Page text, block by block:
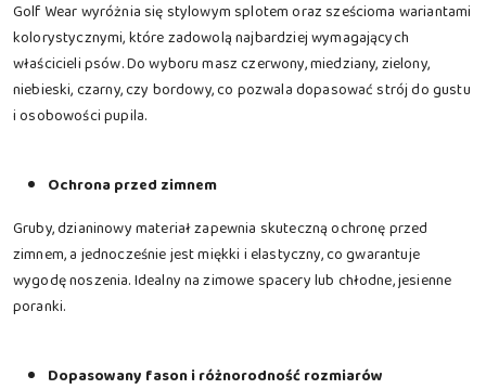
Golf Wear wyróżnia się stylowym splotem oraz sześcioma wariantami
kolorystycznymi, które zadowolą najbardziej wymagających
właścicieli psów. Do wyboru masz czerwony, miedziany, zielony,
niebieski, czarny, czy bordowy, co pozwala dopasować strój do gustu
i osobowości pupila.
Ochrona przed zimnem
Gruby, dzianinowy materiał zapewnia skuteczną ochronę przed
zimnem, a jednocześnie jest miękki i elastyczny, co gwarantuje
wygodę noszenia. Idealny na zimowe spacery lub chłodne, jesienne
poranki.
Dopasowany fason i różnorodność rozmiarów